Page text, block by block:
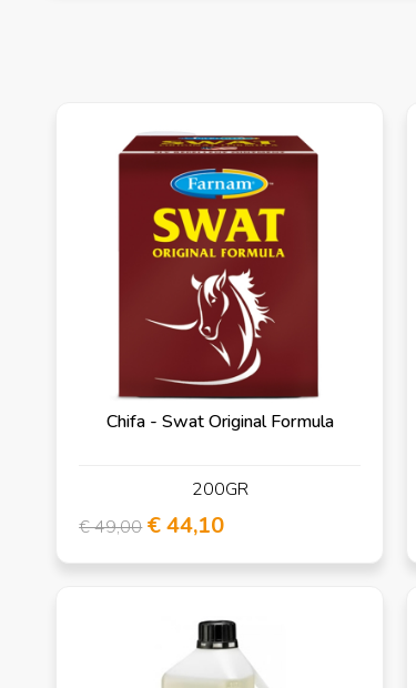
Chifa - Swat Original Formula
200GR
€ 49,00 € 44,10